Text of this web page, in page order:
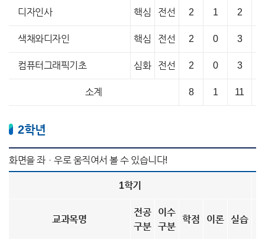
디자인사 핵심 전선 2 1 2
색채와디자인 핵심 전선 2 0 3
컴퓨터그래픽기초 심화 전선 2 0 3
소계 8 1 11
2학년
1학기
교과목명
전공
구분
이수
구분
학점 이론 실습